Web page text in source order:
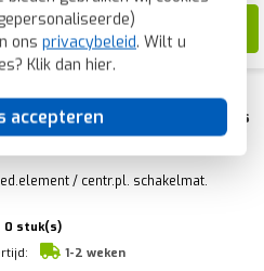
ons privacybeleid. Wilt u
Klik dan hier.
accepteren
schakelwip controlevenster
Future Linear antraciet glans
/ centr.pl. schakelmat.
0 stuk(s)
1-2 weken